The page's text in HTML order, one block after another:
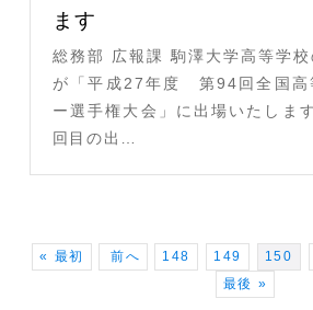
ます
総務部 広報課 駒澤大学高等学
が「平成27年度 第94回全国高
ー選手権大会」に出場いたしま
回目の出…
« 最初 前へ 148 149 150
最後 »